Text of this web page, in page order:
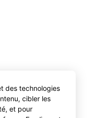
des technologies
cibler les
et pour